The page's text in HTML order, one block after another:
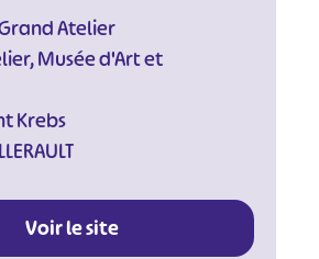
Grand Atelier
Musée d'Art et
Krebs
Voir le site